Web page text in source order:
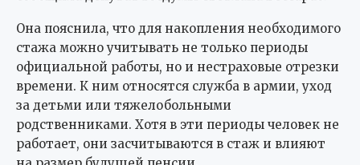
Она пояснила, что для накопления необходимого
стажа можно учитывать не только периоды
официальной работы, но и нестраховые отрезки
времени. К ним относятся служба в армии, уход
за детьми или тяжелобольными
родственниками. Хотя в эти периоды человек не
работает, они засчитываются в стаж и влияют